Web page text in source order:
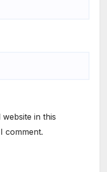
in this
comment.